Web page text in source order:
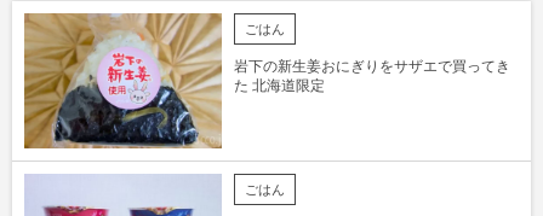
ごはん
岩下の新生姜おにぎりをサザエで買ってき
た 北海道限定
ごはん